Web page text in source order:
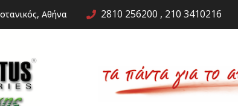
Αθήνα 2810 256200 , 210 3410216